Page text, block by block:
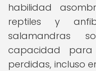
habilidad
reptiles y
salamandras
capacidad para
perdidas, incluso